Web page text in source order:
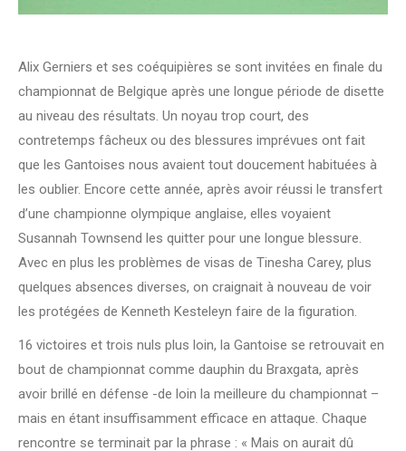
Alix Gerniers et ses coéquipières se sont invitées en finale du
championnat de Belgique après une longue période de disette
au niveau des résultats. Un noyau trop court, des
contretemps fâcheux ou des blessures imprévues ont fait
que les Gantoises nous avaient tout doucement habituées à
les oublier. Encore cette année, après avoir réussi le transfert
d’une championne olympique anglaise, elles voyaient
Susannah Townsend les quitter pour une longue blessure.
Avec en plus les problèmes de visas de Tinesha Carey, plus
quelques absences diverses, on craignait à nouveau de voir
les protégées de Kenneth Kesteleyn faire de la figuration.
16 victoires et trois nuls plus loin, la Gantoise se retrouvait en
bout de championnat comme dauphin du Braxgata, après
avoir brillé en défense -de loin la meilleure du championnat –
mais en étant insuffisamment efficace en attaque. Chaque
rencontre se terminait par la phrase : « Mais on aurait dû